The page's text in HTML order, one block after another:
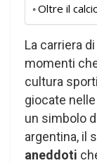
Oltre il
La carriera di
momenti
cultura
giocate
un simbolo
argentina, il
aneddoti